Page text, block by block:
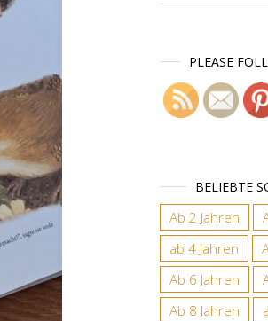
PLEASE
BELIEBTE
Ab 2 Jahren
ab 4 Jahren
Ab 6 Jahren
Ab 8 Jahren